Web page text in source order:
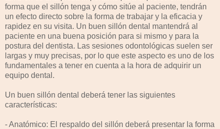
forma que el sillón tenga y cómo sitúe al paciente, tendrán
un efecto directo sobre la forma de trabajar y la eficacia y
rapidez en su visita. Un buen sillón dental mantendrá al
paciente en una buena posición para si mismo y para la
postura del dentista. Las sesiones odontológicas suelen ser
largas y muy precisas, por lo que este aspecto es uno de los
fundamentales a tener en cuenta a la hora de adquirir un
equipo dental.
Un buen sillón dental deberá tener las siguientes
características:
- Anatómico: El respaldo del sillón deberá presentar la forma